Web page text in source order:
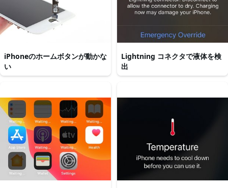
iPhoneのホームボタンが動かな
い
Lightning コネクタで液体を検
出